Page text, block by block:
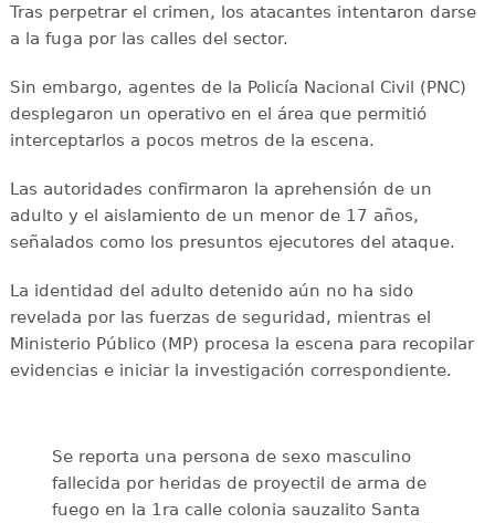
Tras perpetrar el crimen, los atacantes intentaron darse
a la fuga por las calles del sector.
Sin embargo, agentes de la Policía Nacional Civil (PNC)
desplegaron un operativo en el área que permitió
interceptarlos a pocos metros de la escena.
Las autoridades confirmaron la aprehensión de un
adulto y el aislamiento de un menor de 17 años,
señalados como los presuntos ejecutores del ataque.
La identidad del adulto detenido aún no ha sido
revelada por las fuerzas de seguridad, mientras el
Ministerio Público (MP) procesa la escena para recopilar
evidencias e iniciar la investigación correspondiente.
Se reporta una persona de sexo masculino
fallecida por heridas de proyectil de arma de
fuego en la 1ra calle colonia sauzalito Santa